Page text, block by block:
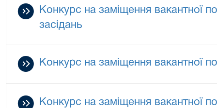
Конкурс на заміщення вакантної
засідань
Конкурс на заміщення вакантної
Конкурс на заміщення вакантної